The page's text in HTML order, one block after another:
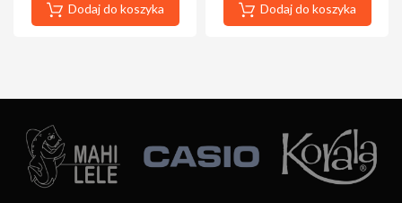
Dodaj do koszyka Dodaj do koszyka